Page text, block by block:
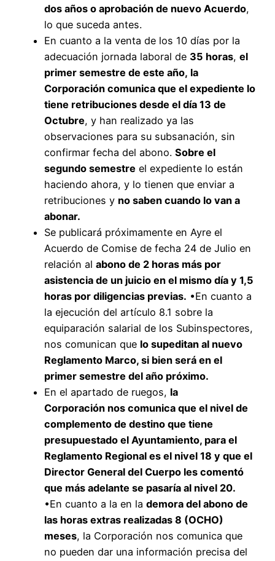
dos años o aprobación de nuevo Acuerdo,
lo que suceda antes.
En cuanto a la venta de los 10 días por la
adecuación jornada laboral de 35 horas, el
primer semestre de este año, la
Corporación comunica que el expediente lo
tiene retribuciones desde el día 13 de
Octubre, y han realizado ya las
observaciones para su subsanación, sin
confirmar fecha del abono. Sobre el
segundo semestre el expediente lo están
haciendo ahora, y lo tienen que enviar a
retribuciones y no saben cuando lo van a
abonar.
Se publicará próximamente en Ayre el
Acuerdo de Comise de fecha 24 de Julio en
relación al abono de 2 horas más por
asistencia de un juicio en el mismo día y 1,5
horas por diligencias previas. •En cuanto a
la ejecución del artículo 8.1 sobre la
equiparación salarial de los Subinspectores,
nos comunican que lo supeditan al nuevo
Reglamento Marco, si bien será en el
primer semestre del año próximo.
En el apartado de ruegos, la
Corporación nos comunica que el nivel de
complemento de destino que tiene
presupuestado el Ayuntamiento, para el
Reglamento Regional es el nivel 18 y que el
Director General del Cuerpo les comentó
que más adelante se pasaría al nivel 20.
•En cuanto a la en la demora del abono de
las horas extras realizadas 8 (OCHO)
meses, la Corporación nos comunica que
no pueden dar una información precisa del